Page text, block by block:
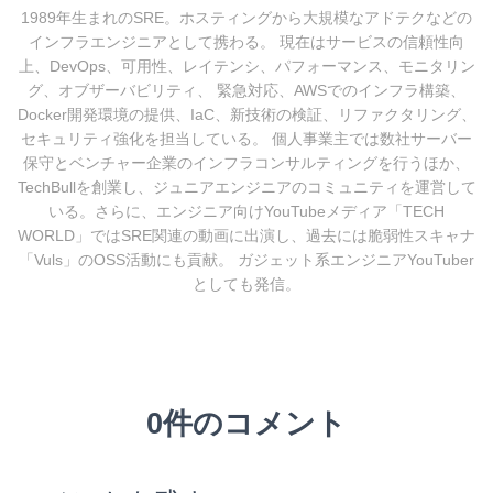
1989年生まれのSRE。ホスティングから大規模なアドテクなどの
インフラエンジニアとして携わる。 現在はサービスの信頼性向
上、DevOps、可用性、レイテンシ、パフォーマンス、モニタリン
グ、オブザーバビリティ、 緊急対応、AWSでのインフラ構築、
Docker開発環境の提供、IaC、新技術の検証、リファクタリング、
セキュリティ強化を担当している。 個人事業主では数社サーバー
保守とベンチャー企業のインフラコンサルティングを行うほか、
TechBullを創業し、ジュニアエンジニアのコミュニティを運営して
いる。さらに、エンジニア向けYouTubeメディア「TECH
WORLD」ではSRE関連の動画に出演し、過去には脆弱性スキャナ
「Vuls」のOSS活動にも貢献。 ガジェット系エンジニアYouTuber
としても発信。
0件のコメント